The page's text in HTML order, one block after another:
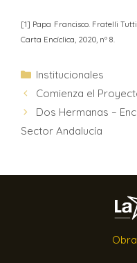
[1] Papa Francisco. Fratelli
Carta Encíclica, 2020, nº 8.
Institucionales
Comienza el
Dos Hermanas –
Sector Andalucía